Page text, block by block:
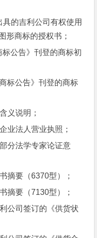
的吉利公司有权使用
形商标的授权书；
公告》刊登的商标初
公告》刊登的商标
说明；
法人营业执照；
法学专家论证意
要（6370型）；
要（7130型）；
司签订的《供货状